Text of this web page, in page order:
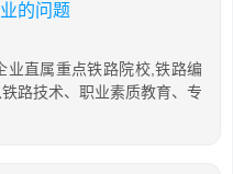
的问题
业直属重点铁路院校,铁路编
路技术、职业素质教育、专